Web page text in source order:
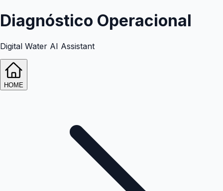
Diagnóstico Operacional
Digital Water AI Assistant
HOME